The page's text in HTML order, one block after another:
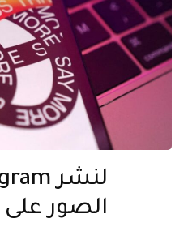
الصور على